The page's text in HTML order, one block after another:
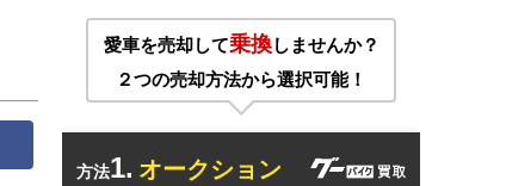
愛車を売却して乗換しませんか？
２つの売却方法から選択可能！
方法1. オークション